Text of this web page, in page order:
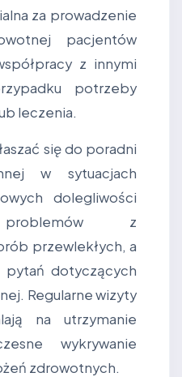
za prowadzenie
pacjentów
z innymi
potrzeby
leczenia.
się do poradni
w sytuacjach
dolegliwości
problemów z
przewlekłych, a
dotyczących
Regularne wizyty
na utrzymanie
wykrywanie
zdrowotnych.